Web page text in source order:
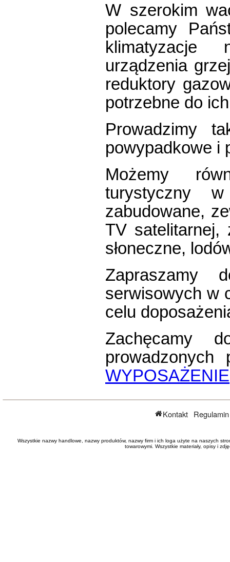
W szerokim
polecamy
klimatyzacje
urządzenia
reduktory
potrzebne do
Prowadzimy
powypadkowe i
Możemy
turystyczny
zabudowane,
TV satelitarnej,
słoneczne,
Zapraszamy
serwisowych w
celu
Zachęcamy
WYPOSAŻENIE
Kontakt
Wszystkie nazwy handlowe, nazwy produktów, nazwy firm i ich loga użyte na naszych
towarowymi. Wszystkie materiały, opisy i